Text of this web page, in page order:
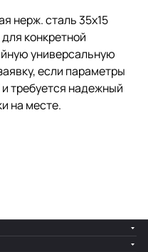
нерж. сталь 35х15
конкретной
универсальную
если параметры
требуется надежный
на месте.